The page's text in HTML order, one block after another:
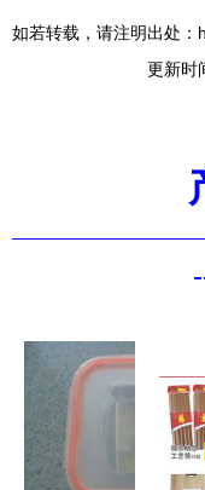
如若转载，请注明出处
更新时